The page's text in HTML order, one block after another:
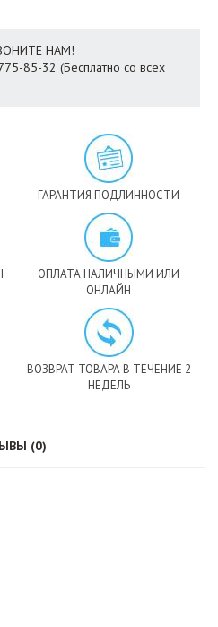
НАМ!
85-32 (Бесплатно со всех
ГАРАНТИЯ ПОДЛИННОСТИ
ОПЛАТА НАЛИЧНЫМИ ИЛИ
ОНЛАЙН
ВОЗВРАТ ТОВАРА В ТЕЧЕНИЕ 2
НЕДЕЛЬ
(0)